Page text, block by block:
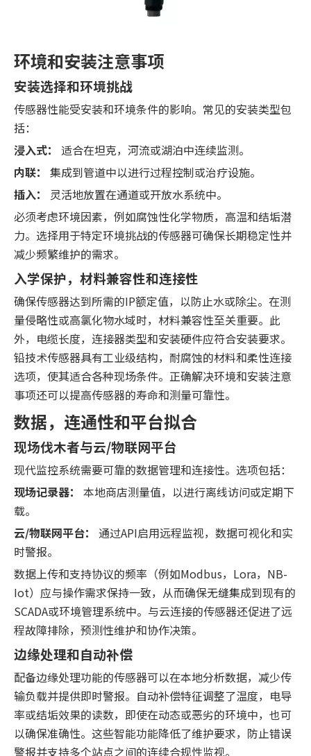
环境和安装注意事项
安装选择和环境挑战
传感器性能受安装和环境条件的影响。常见的安装类型包
括：
浸入式：
适合在坦克，河流或湖泊中连续监测。
内联：
集成到管道中以进行过程控制或治疗设施。
插入：
灵活地放置在通道或开放水系统中。
必须考虑环境因素，例如腐蚀性化学物质，高温和结垢潜
力。选择用于特定环境挑战的传感器可确保长期稳定性并
减少频繁维护的需求。
入学保护，材料兼容性和连接性
确保传感器达到所需的IP额定值，以防止水或除尘。在测
量侵略性或高氯化物水域时，材料兼容性至关重要。此
外，电缆长度，连接器类型和安装硬件应符合安装要求。
铅技术传感器具有工业级结构，耐腐蚀的材料和柔性连接
选项，使其适合各种现场条件。正确解决环境和安装注意
事项还可以提高传感器的寿命和测量可靠性。
数据，连通性和平台拟合
现场伐木者与云/物联网平台
现代监控系统需要可靠的数据管理和连接性。选项包括：
现场记录器：
本地商店测量值，以进行离线访问或定期下
载。
云/物联网平台：
通过API启用远程监视，数据可视化和实
时警报。
数据上传和支持协议的频率（例如Modbus，Lora，NB-
Iot）应与操作需求保持一致，从而确保无缝集成到现有的
SCADA或环境管理系统中。与云连接的传感器还促进了远
程故障排除，预测性维护和协作决策。
边缘处理和自动补偿
配备边缘处理功能的传感器可以在本地分析数据，减少传
输负载并提供即时警报。自动补偿特征调整了温度，电导
率或结垢效果的读数，即使在动态或恶劣的环境中，也可
以确保准确性。这些智能功能降低了维护要求，防止错误
警报并支持多个站点之间的连续合规性监视。